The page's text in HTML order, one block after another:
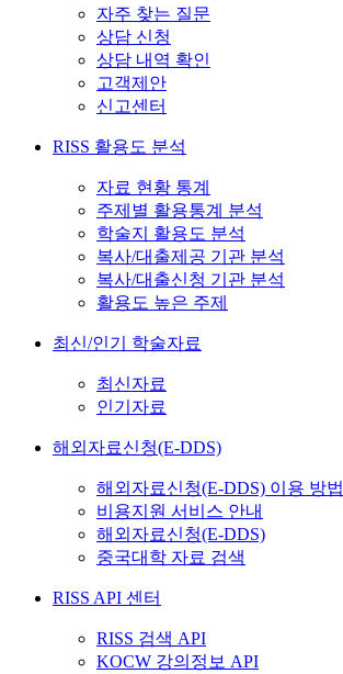
자주 찾는 질문
상담 신청
상담 내역 확인
고객제안
신고센터
RISS 활용도 분석
자료 현황 통계
주제별 활용통계 분석
학술지 활용도 분석
복사/대출제공 기관 분석
복사/대출신청 기관 분석
활용도 높은 주제
최신/인기 학술자료
최신자료
인기자료
해외자료신청(E-DDS)
해외자료신청(E-DDS) 이용 방법
비용지원 서비스 안내
해외자료신청(E-DDS)
중국대학 자료 검색
RISS API 센터
RISS 검색 API
KOCW 강의정보 API